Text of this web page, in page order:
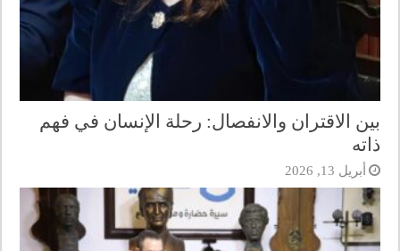
بين الاقتران والانفصال: رحلة الإنسان في فهم
ذاته
أبريل 13, 2026